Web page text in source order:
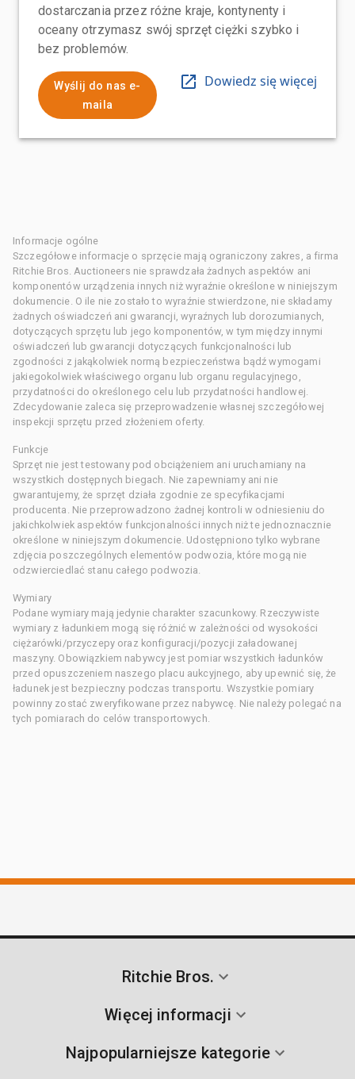
dostarczania przez różne kraje, kontynenty i
oceany otrzymasz swój sprzęt ciężki szybko i
bez problemów.
Wyślij do nas e-
maila
Dowiedz się więcej
Informacje ogólne
Szczegółowe informacje o sprzęcie mają ograniczony zakres, a firma
Ritchie Bros. Auctioneers nie sprawdzała żadnych aspektów ani
komponentów urządzenia innych niż wyraźnie określone w niniejszym
dokumencie. O ile nie zostało to wyraźnie stwierdzone, nie składamy
żadnych oświadczeń ani gwarancji, wyraźnych lub dorozumianych,
dotyczących sprzętu lub jego komponentów, w tym między innymi
oświadczeń lub gwarancji dotyczących funkcjonalności lub
zgodności z jakąkolwiek normą bezpieczeństwa bądź wymogami
jakiegokolwiek właściwego organu lub organu regulacyjnego,
przydatności do określonego celu lub przydatności handlowej.
Zdecydowanie zaleca się przeprowadzenie własnej szczegółowej
inspekcji sprzętu przed złożeniem oferty.
Funkcje
Sprzęt nie jest testowany pod obciążeniem ani uruchamiany na
wszystkich dostępnych biegach. Nie zapewniamy ani nie
gwarantujemy, że sprzęt działa zgodnie ze specyfikacjami
producenta. Nie przeprowadzono żadnej kontroli w odniesieniu do
jakichkolwiek aspektów funkcjonalności innych niż te jednoznacznie
określone w niniejszym dokumencie. Udostępniono tylko wybrane
zdjęcia poszczególnych elementów podwozia, które mogą nie
odzwierciedlać stanu całego podwozia.
Wymiary
Podane wymiary mają jedynie charakter szacunkowy. Rzeczywiste
wymiary z ładunkiem mogą się różnić w zależności od wysokości
ciężarówki/przyczepy oraz konfiguracji/pozycji załadowanej
maszyny. Obowiązkiem nabywcy jest pomiar wszystkich ładunków
przed opuszczeniem naszego placu aukcyjnego, aby upewnić się, że
ładunek jest bezpieczny podczas transportu. Wszystkie pomiary
powinny zostać zweryfikowane przez nabywcę. Nie należy polegać na
tych pomiarach do celów transportowych.
Ritchie Bros.
Więcej informacji
Najpopularniejsze kategorie